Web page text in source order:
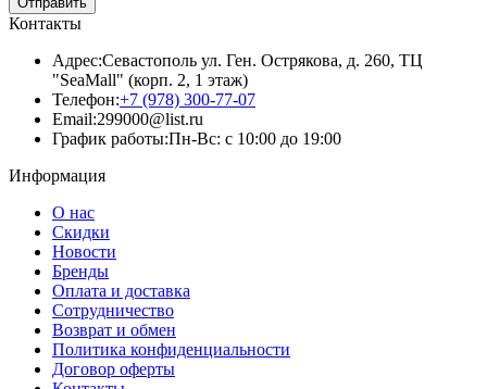
Контакты
Адрес:Севастополь ул. Ген. Острякова, д. 260, ТЦ
"SeaMall" (корп. 2, 1 этаж)
Телефон:+7 (978) 300-77-07
Email:299000@list.ru
График работы:Пн-Вс: с 10:00 до 19:00
Информация
О нас
Скидки
Новости
Бренды
Оплата и доставка
Сотрудничество
Возврат и обмен
Политика конфиденциальности
Договор оферты